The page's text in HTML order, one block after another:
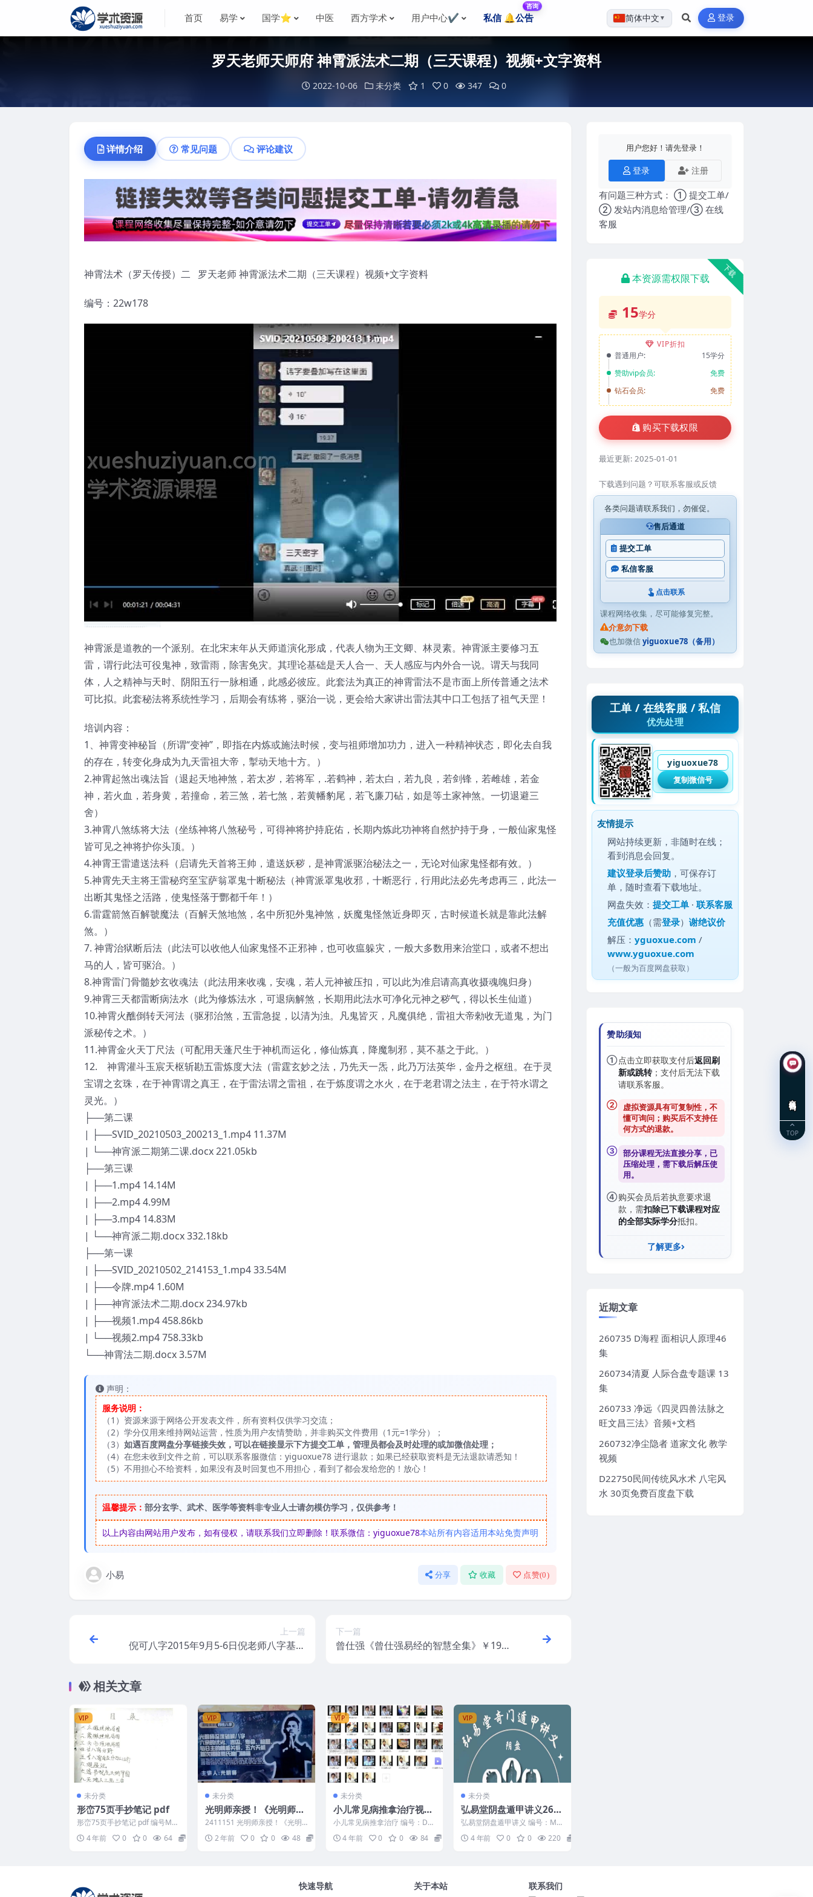
首页 易学 国学⭐ 中医 西方学术 用户中心✔️ 私信 🔔公告
咨询
简体中文 ▼ 登录
罗天老师天师府 神霄派法术二期（三天课程）视频+文字资料
2022-10-06 未分类 1 0 347 0
详情介绍 常见问题 评论建议
神霄法术（罗天传授）二 罗天老师 神霄派法术二期（三天课程）视频+文字资料
编号：22w178
神霄派是道教的一个派别。在北宋末年从天师道演化形成，代表人物为王文卿、林灵素。神霄派主要修习五
雷，谓行此法可役鬼神，致雷雨，除害免灾。其理论基础是天人合一、天人感应与内外合一说。谓天与我同
体，人之精神与天时、阴阳五行一脉相通，此感必彼应。此套法为真正的神霄雷法不是市面上所传普通之法术
可比拟。此套秘法将系统性学习，后期会有练将，驱治一说，更会给大家讲出雷法其中口工包括了祖气天罡！
培训内容：
1、神霄变神秘旨（所谓“变神”，即指在内炼或施法时候，变与祖师增加功力，进入一种精神状态，即化去自我
的存在，转变化身成为九天雷祖大帝，掣动天地十方。）
2.神霄起煞出魂法旨（退起天地神煞，若太岁，若将军，.若鹤神，若太白，若九良，若剑锋，若雌雄，若金
神，若火血，若身黄，若撞命，若三煞，若七煞，若黄幡豹尾，若飞廉刀砧，如是等土家神煞。一切退避三
舍）
3.神霄八煞练将大法（坐练神将八煞秘号，可得神将护持庇佑，长期内炼此功神将自然护持于身，一般仙家鬼怪
皆可见之神将护你头顶。）
4.神霄王雷遣送法科（启请先天首将王帅，遣送妖秽，是神霄派驱治秘法之一，无论对仙家鬼怪都有效。）
5.神霄先天主将王雷秘窍至宝萨翁罩鬼十断秘法（神霄派罩鬼收邪，十断恶行，行用此法必先考虑再三，此法一
出断其鬼怪之活路，使鬼怪落于酆都千年！）
6.雷霆箭煞百解虢魔法（百解天煞地煞，名中所犯外鬼神煞，妖魔鬼怪煞近身即灭，古时候道长就是靠此法解
煞。）
7. 神霄治狱断后法（此法可以收他人仙家鬼怪不正邪神，也可收瘟躲灾，一般大多数用来治堂口，或者不想出
马的人，皆可驱治。）
8.神霄雷门骨髓妙玄收魂法（此法用来收魂，安魂，若人元神被压扣，可以此为准启请高真收摄魂魄归身）
9.神霄三天都雷断病法水（此为修炼法水，可退病解煞，长期用此法水可净化元神之秽气，得以长生仙道）
10.神霄火醮倒转天河法（驱邪治煞，五雷急捉，以清为浊。凡鬼皆灭，凡魔俱绝，雷祖大帝勑收无道鬼，为门
派秘传之术。）
11.神霄金火天丁尺法（可配用天蓬尺生于神机而运化，修仙炼真，降魔制邪，莫不基之于此。）
12. 神霄灌斗玉宸天枢斩勘五雷炼度大法（雷霆玄妙之法，乃先天一炁，此乃万法英华，金丹之枢纽。在于灵
宝谓之玄珠，在于神霄谓之真王，在于雷法谓之雷祖，在于炼度谓之水火，在于老君谓之法主，在于符水谓之
灵光。）
├──第二课
| ├──SVID_20210503_200213_1.mp4 11.37M
| └──神宵派二期第二课.docx 221.05kb
├──第三课
| ├──1.mp4 14.14M
| ├──2.mp4 4.99M
| ├──3.mp4 14.83M
| └──神宵派二期.docx 332.18kb
├──第一课
| ├──SVID_20210502_214153_1.mp4 33.54M
| ├──令牌.mp4 1.60M
| ├──神宵派法术二期.docx 234.97kb
| ├──视频1.mp4 458.86kb
| └──视频2.mp4 758.33kb
└──神霄法二期.docx 3.57M
声明：
服务说明：
（1）资源来源于网络公开发表文件，所有资料仅供学习交流；
（2）学分仅用来维持网站运营，性质为用户友情赞助，并非购买文件费用（1元=1学分）；
（3） 如遇百度网盘分享链接失效，可以在链接显示下方提交工单，管理员都会及时处理的或加微信处理；
（4）在您未收到文件之前，可以联系客服微信：yiguoxue78 进行退款；如果已经获取资料是无法退款请悉知！
（5）不用担心不给资料，如果没有及时回复也不用担心，看到了都会发给您的！放心！
温馨提示： 部分玄学、武术、医学等资料非专业人士请勿模仿学习，仅供参考！
以上内容由网站用户发布，如有侵权，请联系我们立即删除！联系微信：yiguoxue78本站所有内容适用本站免责声明
小易 分享 收藏 点赞(0)
上一篇
倪可八字2015年9月5-6日倪老师八字基础
下一篇
曾仕强《曾仕强易经的智慧全集》￥198
相关文章
VIP
未分类
形峦75页手抄笔记 pdf
形峦75页手抄笔记 pdf 编号M2
4 年前 0 0 64
VIP
未分类
光明师亲授！《光明师深
度破解八字六亲的优劣吉
凶、寿命、格局、与日主
的情感关系，五大天机，
2411151 光明师亲授！《光明
师深度破解八字六亲的优劣吉
凶、寿命、格局、与日...
2 年前 0 0 48
VIP
未分类
小儿常见病推拿治疗视频
合集下载
小儿常见病推拿治疗 编号：D2
4 年前 0 0 84
VIP
未分类
弘易堂阴盘遁甲讲义265
页pdf
弘易堂阴盘遁甲讲义 编号：MY
4 年前 0 0 220
用户您好！请先登录！
登录 注册
有问题三种方式： ① 提交工单/
② 发站内消息给管理/③ 在线
客服
下载
本资源需权限下载
15学分
VIP折扣
普通用户:
15学分
赞助vip会员:
免费
钻石会员:
免费
购买下载权限
最近更新: 2025-01-01
下载遇到问题？可联系客服或反馈
各类问题请联系我们，勿催促。
售后通道
提交工单
私信客服
点击联系
课程网络收集，尽可能修复完整。
介意勿下载
也加微信yiguoxue78（备用）
工单 / 在线客服 / 私信
优先处理
yiguoxue78
复制微信号
友情提示
网站持续更新，非随时在线；
看到消息会回复。
建议登录后赞助 ，可保存订
单，随时查看下载地址。
网盘失效：提交工单 ·联系客服
充值优惠 （需登录）谢绝议价
解压：yguoxue.com /
www.yguoxue.com
（一般为百度网盘获取）
赞助须知
①点击立即获取支付后返回刷
新或跳转；支付后无法下载
请联系客服。
②
虚拟资源具有可复制性，不
懂可询问；购买后不支持任
何方式的退款。
③ 部分课程无法直接分享，已
压缩处理，需下载后解压使
用。
④购买会员后若执意要求退
款，需扣除已下载课程对应
的全部实际学分抵扣。
了解更多
近期文章
260735 D海程 面相识人原理46
集
260734清夏 人际合盘专题课 13
集
260733 净远《四灵四兽法脉之
旺文昌三法》音频+文档
260732净尘隐者 道家文化 教学
视频
D22750民间传统风水术 八宅风
水 30页免费百度盘下载
快速导航 关于本站 联系我们
TOP